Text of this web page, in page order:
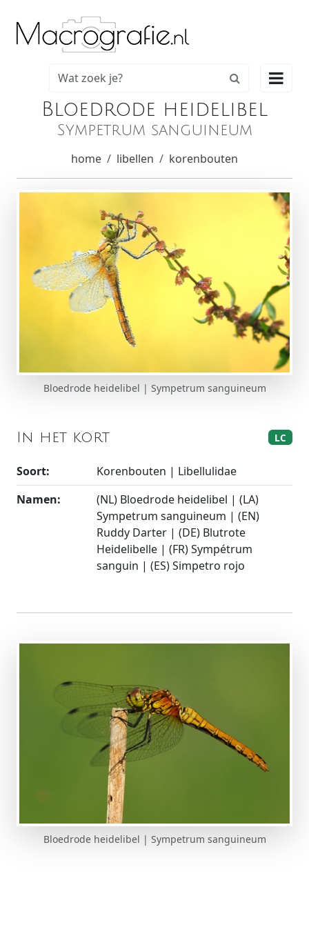

Bloedrode heidelibel
Sympetrum sanguineum
home libellen korenbouten
Bloedrode heidelibel | Sympetrum sanguineum
In het kort LC
Soort:
Korenbouten | Libellulidae
Namen:
(NL) Bloedrode heidelibel | (LA)
Sympetrum sanguineum | (EN)
Ruddy Darter | (DE) Blutrote
Heidelibelle | (FR) Sympétrum
sanguin | (ES) Simpetro rojo
Bloedrode heidelibel | Sympetrum sanguineum